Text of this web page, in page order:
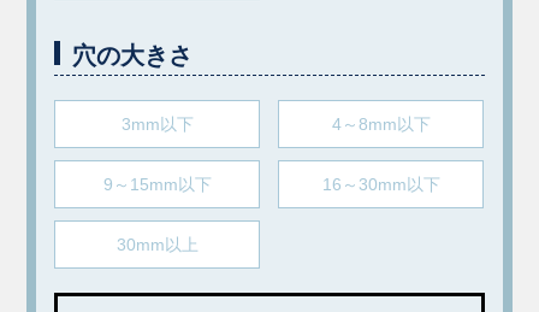
穴の大きさ
3mm以下 4～8mm以下
9～15mm以下 16～30mm以下
30mm以上